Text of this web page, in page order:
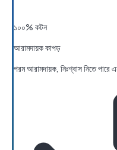
১০০% কটন
আরামদায়ক কাপড়
পরম আরামদায়ক, নিঃশ্বাস নিতে